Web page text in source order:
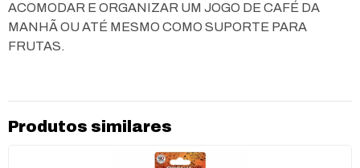
ACOMODAR E ORGANIZAR UM JOGO DE CAFÉ DA
MANHÃ OU ATÉ MESMO COMO SUPORTE PARA
FRUTAS.
Produtos similares